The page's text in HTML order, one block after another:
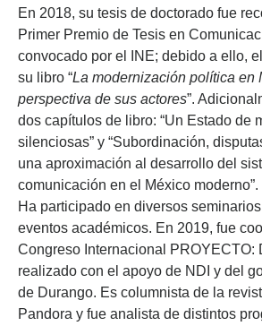
En 2018, su tesis de doctorado fue
Primer Premio de Tesis en
convocado por el INE; debido a ello,
su libro “La modernización política en
perspectiva de sus actores”.
dos capítulos de libro: “Un Estado de
silenciosas” y “Subordinación,
una aproximación al desarrollo del
comunicación en el México moderno”.
Ha participado en diversos
eventos académicos. En 2019, fue
Congreso Internacional PROYECTO:
realizado con el apoyo de NDI y del
de Durango. Es columnista de la
Pandora y fue analista de distintos